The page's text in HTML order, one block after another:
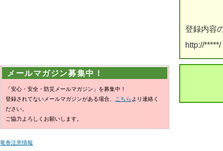
登録内容
http://*****/
メールマガジン募集中！
「安心・安全・防災メールマガジン」を募集中！
登録されてないメールマガジンがある場合、
こちら より連絡く
ださい。
ご協力よろしくお願いします。
竜巻注意情報